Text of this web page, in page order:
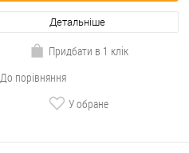
Детальніше
Придбати в 1 клік
До порівняння
У обране